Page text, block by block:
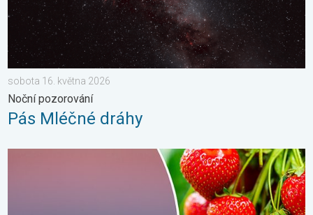
sobota 16. května 2026
Noční pozorování
Pás Mléčné dráhy
Červnový úplněk. Přezdívá se mu jahodový. . . úterý 30.